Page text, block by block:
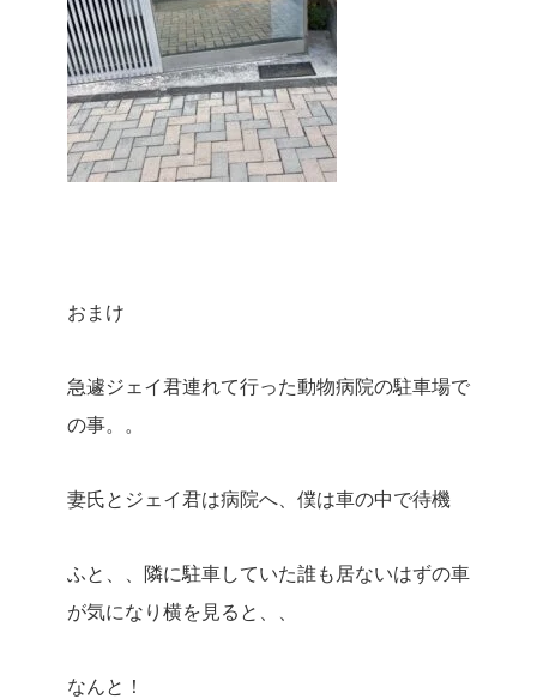
おまけ
急遽ジェイ君連れて行った動物病院の駐車場で
の事。。
妻氏とジェイ君は病院へ、僕は車の中で待機
ふと、、隣に駐車していた誰も居ないはずの車
が気になり横を見ると、、
なんと！